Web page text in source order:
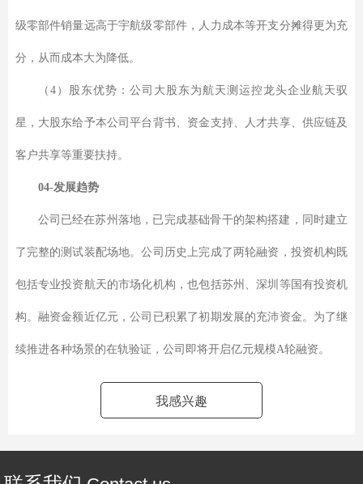
级零部件销量远高于宇航级零部件，人力成本等开支分摊得更为充
分，从而成本大为降低。
（4）股东优势 ： 公司大股东为航天测运控龙头企业航天驭
星，大股东给予本公司平台背书、资金支持、人才共享、供应链及
客户共享等重要扶持。
04-发展趋势
公司已经在苏州落地，已完成基础骨干的架构搭建，同时建立
了完整的测试装配场地。公司历史上完成了两轮融资，投资机构既
包括专业投资航天的市场化机构，也包括苏州、深圳等国有投资机
构。融资金额近亿元，公司已积累了初期发展的充沛资金。为了继
续推进各种场景的在轨验证，公司即将开启亿元规模A轮融资。
我感兴趣